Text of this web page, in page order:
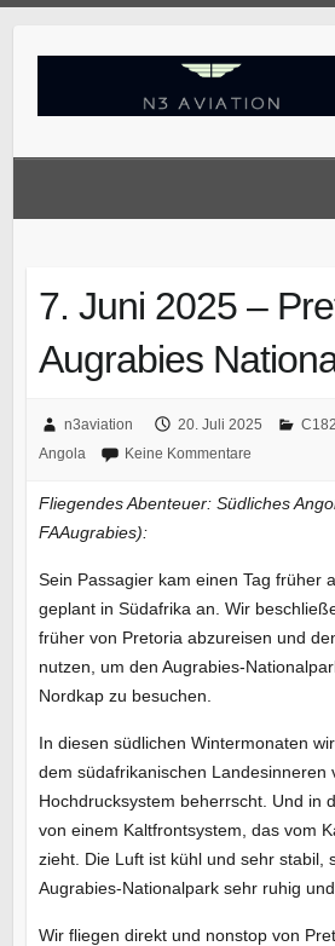
7. Juni 2025 –
Augrabies
n3aviation 20. Juli 2025 C182
Angola
Keine Kommentare
Fliegendes Abenteuer: Südliches
FAAugrabies):
Sein Passagier kam einen Tag früher
geplant in Südafrika an. Wir
früher von Pretoria abzureisen und
nutzen, um den Augrabies-
Nordkap zu besuchen.
In diesen südlichen Wintermonaten
dem südafrikanischen Landesinneren
Hochdrucksystem beherrscht. Und in
von einem Kaltfrontsystem, das vom
zieht. Die Luft ist kühl und sehr stabil,
Augrabies-Nationalpark sehr ruhig
Wir fliegen direkt und nonstop von